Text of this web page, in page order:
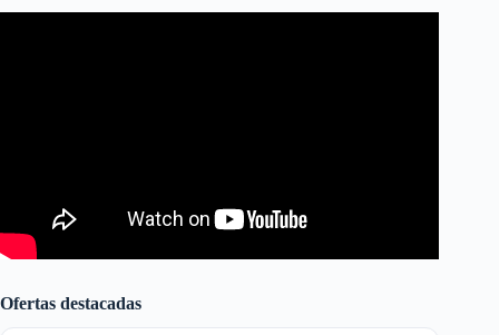
Ofertas destacadas